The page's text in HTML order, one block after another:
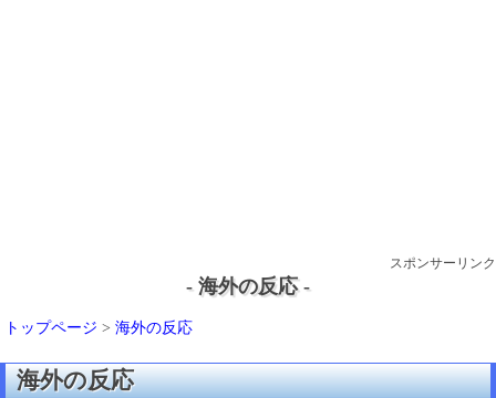
スポンサーリンク
- 海外の反応 -
トップページ > 海外の反応
海外の反応